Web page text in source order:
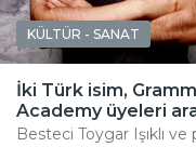
KÜLTÜR - SANAT
İki Türk isim,
Academy üyeleri
Besteci Toygar Işıklı